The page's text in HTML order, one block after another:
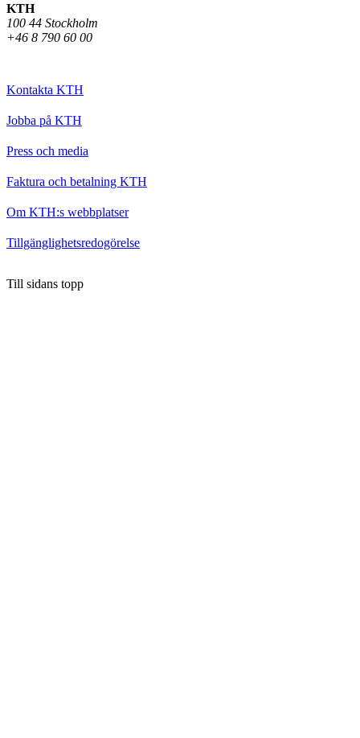
KTH
100 44 Stockholm
+46 8 790 60 00
Kontakta KTH
Jobba på KTH
Press och media
Faktura och betalning KTH
Om KTH:s webbplatser
Tillgänglighetsredogörelse
Till sidans topp